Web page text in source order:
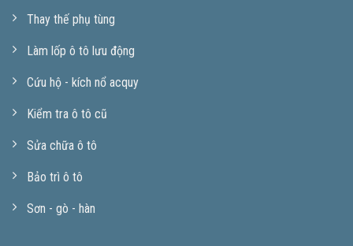
Thay thế phụ tùng
Làm lốp ô tô lưu động
Cứu hộ - kích nổ acquy
Kiểm tra ô tô cũ
Sửa chữa ô tô
Bảo trì ô tô
Sơn - gò - hàn